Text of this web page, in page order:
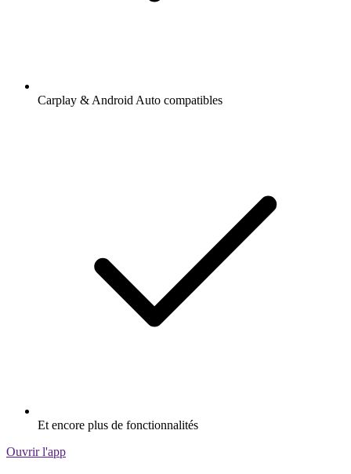
Carplay & Android Auto compatibles
Et encore plus de fonctionnalités
Ouvrir l'app